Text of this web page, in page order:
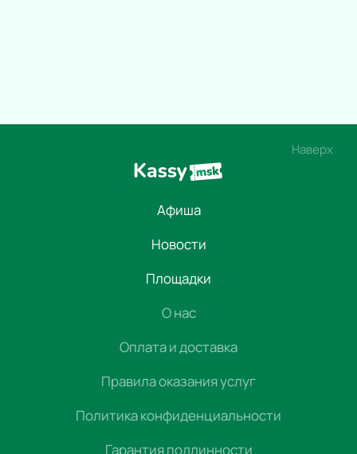
Наверх
Афиша
Новости
Площадки
О нас
Оплата и доставка
Правила оказания услуг
Политика конфиденциальности
Гарантия подлинности